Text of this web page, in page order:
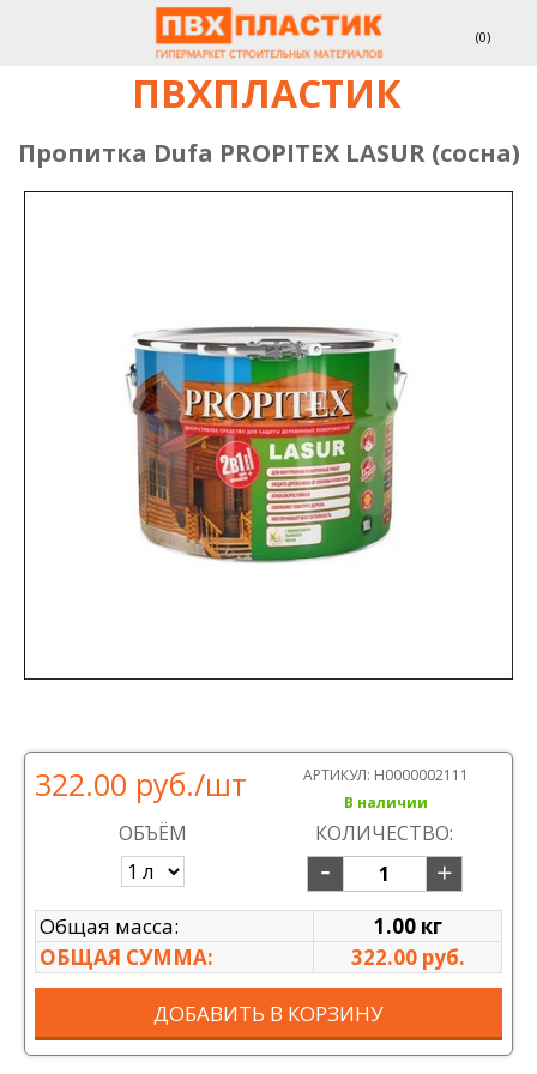
(0)
ПВХПЛАСТИК
Пропитка Dufa PROPITEX LASUR (сосна)
322.00 руб./шт АРТИКУЛ: Н0000002111
В наличии
ОБЪЁМ КОЛИЧЕСТВО:
Общая масса:
1.00 кг
ОБЩАЯ СУММА:
322.00 руб.
ДОБАВИТЬ В КОРЗИНУ